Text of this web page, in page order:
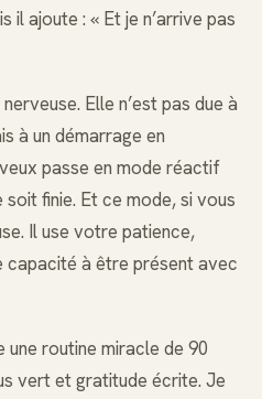
il ajoute : « Et je n’arrive pas
Elle n’est pas due à
à un démarrage en
passe en mode réactif
finie. Et ce mode, si vous
Il use votre patience,
à être présent avec
routine miracle de 90
vert et gratitude écrite. Je